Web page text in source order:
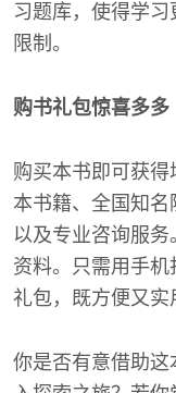
习题库，使得学
限制。
购书礼包惊喜多多
购买本书即可获
本书籍、全国知
以及专业咨询服
资料。只需用手
礼包，既方便又实
你是否有意借助